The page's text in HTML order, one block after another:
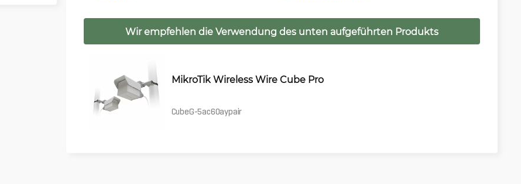
Wir empfehlen die Verwendung des unten aufgeführten Produkts
MikroTik Wireless Wire Cube Pro
CubeG-5ac60aypair